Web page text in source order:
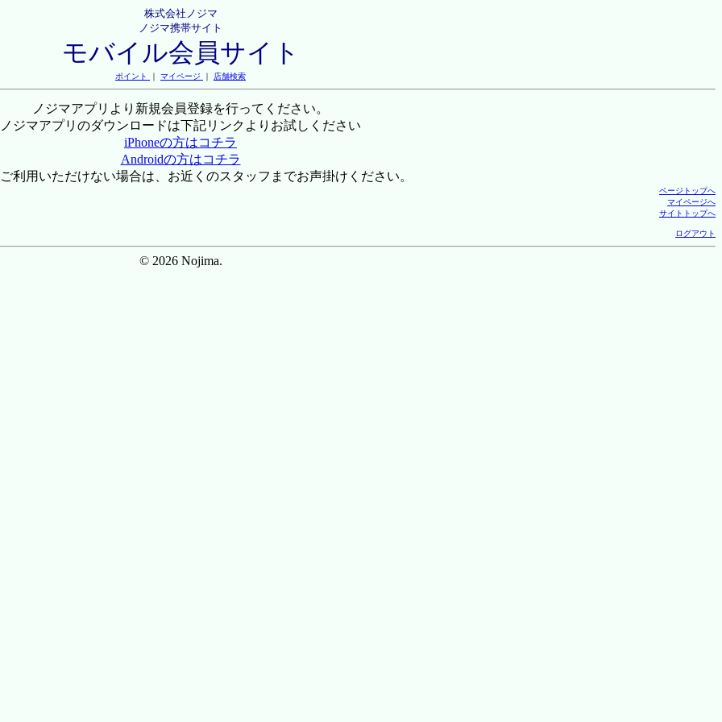
株式会社ノジマ
ノジマ携帯サイト
モバイル会員サイト
ポイント ｜ マイページ ｜ 店舗検索
ノジマアプリより新規会員登録を行ってください。
ノジマアプリのダウンロードは下記リンクよりお試しください
iPhoneの方はコチラ
Androidの方はコチラ
利用いただけない場合は、お近くのスタッフまでお声掛けください。
ページトップへ
マイページへ
サイトトップへ
ログアウト
© 2026 Nojima.